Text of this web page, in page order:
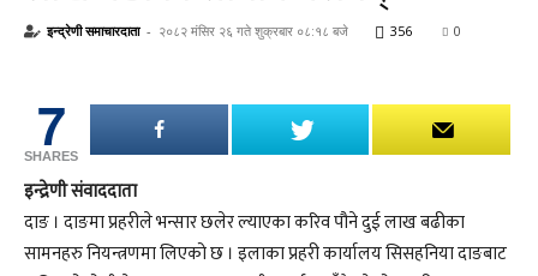
इन्द्रेणी समाचारदाता - २०८२ मंसिर २६ गते शुक्रबार ०८:१८ बजे 356 0
7
SHARES
इन्द्रेणी संवाददाता
दाङ । दाङमा प्रहरीले भन्सार छलेर ल्याएका करिव पौने दुई लाख बढीका
सामनहरु नियन्त्रणमा लिएको छ । इलाका प्रहरी कार्यालय सिसहनिया दाङबाट